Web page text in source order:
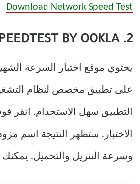
Download Network Speed Test
2. SPEEDTEST BY OOKLA
يحتوي موقع اختبار السرعة
الاختبار. ستظهر النتيجة اسم
وسرعة التنزيل والتحميل. يمكنك